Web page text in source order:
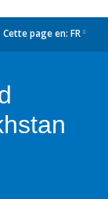
Cette page en: FR